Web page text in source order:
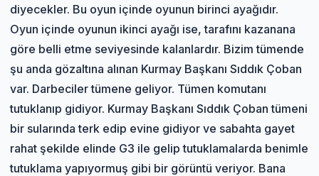
diyecekler. Bu oyun içinde oyunun birinci ayağıdır.
Oyun içinde oyunun ikinci ayağı ise, tarafını kazanana
göre belli etme seviyesinde kalanlardır. Bizim tümende
şu anda gözaltına alınan Kurmay Başkanı Sıddık Çoban
var. Darbeciler tümene geliyor. Tümen komutanı
tutuklanıp gidiyor. Kurmay Başkanı Sıddık Çoban tümeni
bir sularında terk edip evine gidiyor ve sabahta gayet
rahat şekilde elinde G3 ile gelip tutuklamalarda benimle
tutuklama yapıyormuş gibi bir görüntü veriyor. Bana